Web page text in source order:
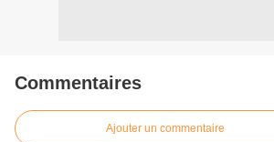
Commentaires
Ajouter un commentaire